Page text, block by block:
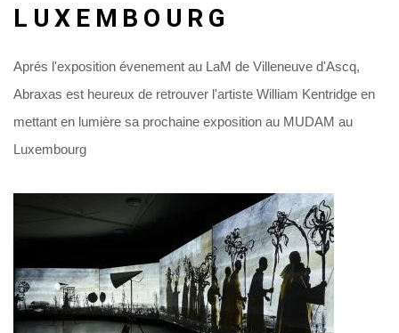
LUXEMBOURG
Aprés l'exposition évenement au LaM de Villeneuve d'Ascq,
Abraxas est heureux de retrouver l'artiste William Kentridge en
mettant en lumière sa prochaine exposition au MUDAM au
Luxembourg